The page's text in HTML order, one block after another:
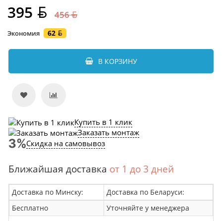
395 456
Экономия 62
В КОРЗИНУ
Купить в 1 клик
Заказать монтаж
Скидка на самовывоз
Ближайшая доставка от 1 до 3 дней
Доставка по Минску:
Доставка по Беларуси:
Бесплатно
Уточняйте у менеджера